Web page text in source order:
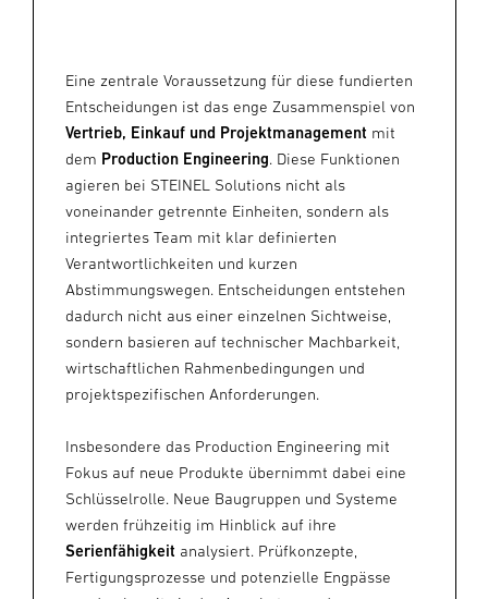
Eine zentrale Voraussetzung für diese fundierten
Entscheidungen ist das enge Zusammenspiel von
Vertrieb, Einkauf und Projektmanagement mit
dem Production Engineering. Diese Funktionen
agieren bei STEINEL Solutions nicht als
voneinander getrennte Einheiten, sondern als
integriertes Team mit klar definierten
Verantwortlichkeiten und kurzen
Abstimmungswegen. Entscheidungen entstehen
dadurch nicht aus einer einzelnen Sichtweise,
sondern basieren auf technischer Machbarkeit,
wirtschaftlichen Rahmenbedingungen und
projektspezifischen Anforderungen.
Insbesondere das Production Engineering mit
Fokus auf neue Produkte übernimmt dabei eine
Schlüsselrolle. Neue Baugruppen und Systeme
werden frühzeitig im Hinblick auf ihre
Serienfähigkeit analysiert. Prüfkonzepte,
Fertigungsprozesse und potenzielle Engpässe